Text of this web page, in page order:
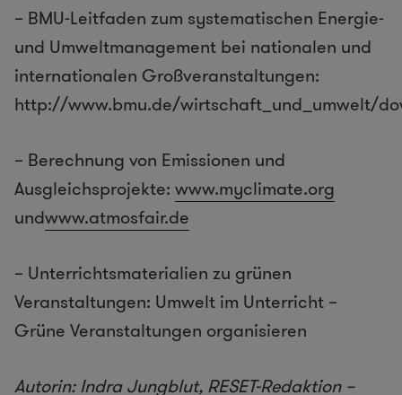
– BMU-Leitfaden zum systematischen Energie-
und Umweltmanagement bei nationalen und
internationalen Großveranstaltungen:
http://www.bmu.de/wirtschaft_und_umwelt/
– Berechnung von Emissionen und
Ausgleichsprojekte: www.myclimate.org
undwww.atmosfair.de
– Unterrichtsmaterialien zu grünen
Veranstaltungen: Umwelt im Unterricht –
Grüne Veranstaltungen organisieren
Autorin: Indra Jungblut, RESET-Redaktion –